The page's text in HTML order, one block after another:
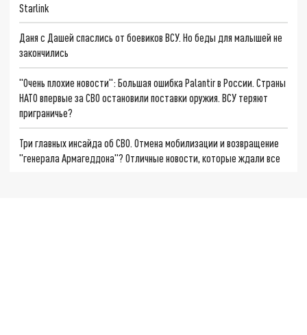
Starlink
Даня с Дашей спаслись от боевиков ВСУ. Но беды для малышей не
закончились
"Очень плохие новости": Большая ошибка Palantir в России. Страны
НАТО впервые за СВО остановили поставки оружия. ВСУ теряют
приграничье?
Три главных инсайда об СВО. Отмена мобилизации и возвращение
"генерала Армагеддона"? Отличные новости, которые ждали все